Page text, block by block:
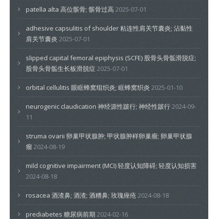
patella alta 高位髌骨; 髌骨过高2025-07-01
adhesive capsulitis of shoulder 粘连性肩关节囊炎; 沾黏性
肩关节囊炎 2025-07-01
slipped capital femoral epiphysis (SCFE) 股骨头骨骺滑脱症;
股骨头骨骺生长板滑脱症 2025-07-01
orbital cellulitis 眼眶蜂窝组织炎; 眶蜂窝织炎 2025-01-10
neurogenic claudication 神经源性跛行; 神经性跛行2024-09-
11
struma ovarii 卵巢甲状腺肿; 甲状腺肿样卵巢瘤; 卵巢甲状腺
瘤2024-08-19
mild cognitive impairment (MCI) 轻度认知障碍; 轻度认知损害
2024-08-18
rosacea 酒渣鼻; 酒渣; 酒糟鼻; 玫瑰痤疮 2024-08-18
prediabetes 糖尿病前期 2024-02-16